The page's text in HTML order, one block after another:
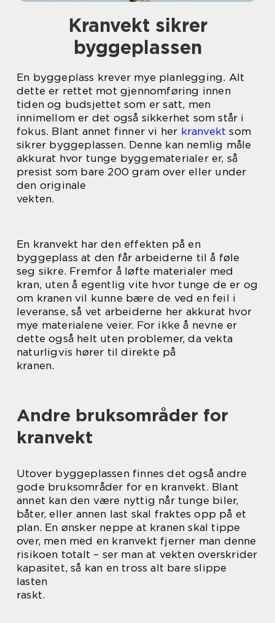
Kranvekt sikrer
byggeplassen
En byggeplass krever mye planlegging. Alt
dette er rettet mot gjennomføring innen
tiden og budsjettet som er satt, men
innimellom er det også sikkerhet som står i
fokus. Blant annet finner vi her kranvekt som
sikrer byggeplassen. Denne kan nemlig måle
akkurat hvor tunge byggematerialer er, så
presist som bare 200 gram over eller under
den originale
vekten.
En kranvekt har den effekten på en
byggeplass at den får arbeiderne til å føle
seg sikre. Fremfor å løfte materialer med
kran, uten å egentlig vite hvor tunge de er og
om kranen vil kunne bære de ved en feil i
leveranse, så vet arbeiderne her akkurat hvor
mye materialene veier. For ikke å nevne er
dette også helt uten problemer, da vekta
naturligvis hører til direkte på
kranen.
Andre bruksområder for
kranvekt
Utover byggeplassen finnes det også andre
gode bruksområder for en kranvekt. Blant
annet kan den være nyttig når tunge biler,
båter, eller annen last skal fraktes opp på et
plan. En ønsker neppe at kranen skal tippe
over, men med en kranvekt fjerner man denne
risikoen totalt – ser man at vekten overskrider
kapasitet, så kan en tross alt bare slippe
lasten
raskt.